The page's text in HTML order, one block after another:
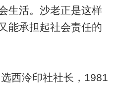
生活。沙老正是这样
能承担起社会责任的
泠印社社长，1981